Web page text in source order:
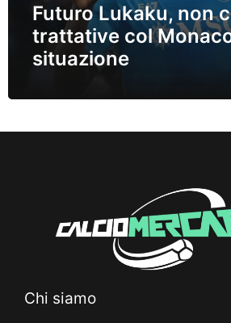
Futuro Lukaku, non
trattative col
situazione
Chi siamo